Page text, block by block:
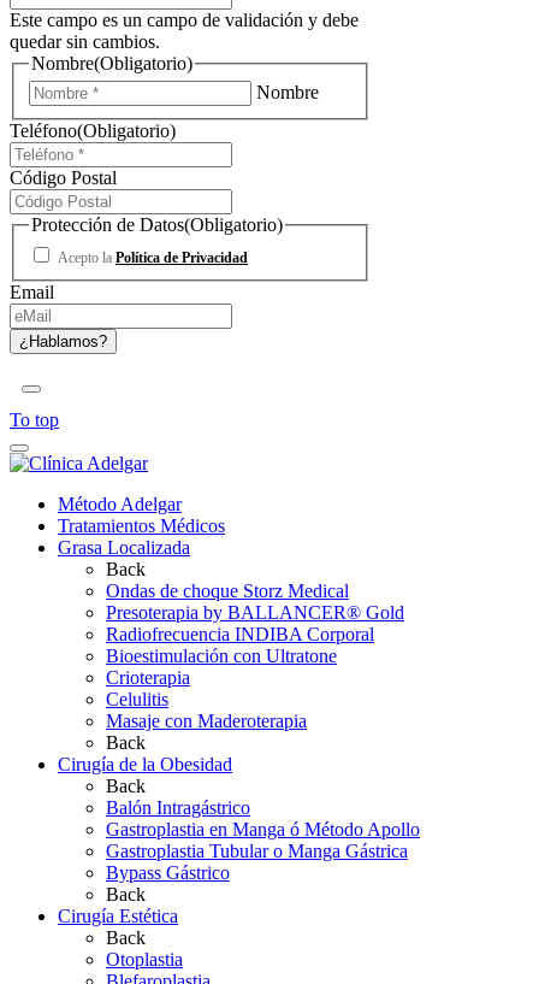
Este campo es un campo de validación y debe
quedar sin cambios.
Nombre(Obligatorio)
Nombre
Teléfono(Obligatorio)
Código Postal
Protección de Datos(Obligatorio)
Acepto la Política de Privacidad
Email
To top
Método Adelgar
Tratamientos Médicos
Grasa Localizada
Back
Ondas de choque Storz Medical
Presoterapia by BALLANCER® Gold
Radiofrecuencia INDIBA Corporal
Bioestimulación con Ultratone
Crioterapia
Celulitis
Masaje con Maderoterapia
Back
Cirugía de la Obesidad
Back
Balón Intragástrico
Gastroplastia en Manga ó Método Apollo
Gastroplastia Tubular o Manga Gástrica
Bypass Gástrico
Back
Cirugía Estética
Back
Otoplastia